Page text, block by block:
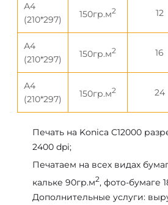
А4
(210*297)
150гр.м2 12
А4
(210*297)
150гр.м2 16
А4
(210*297)
150гр.м2 24
Печать на Konica C12000
2400 dpi;
Печатаем на всех видах
кальке 90гр.м2, фото-бумаге
Дополнительные услуги: